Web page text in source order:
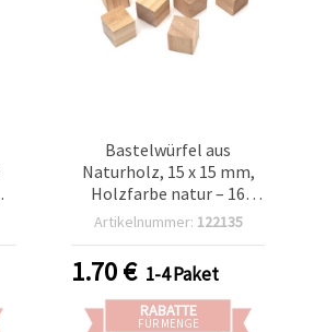
Bastelwürfel aus
Naturholz, 15 x 15 mm,
Holzfarbe natur – 16
Stück
Artikelnummer: 122135
1.70€ 1-4 Paket
RABATTE
FÜR MENGE